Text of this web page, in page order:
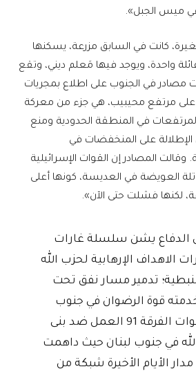
ميس الجبل».
كانت في السابق مزرعة، يسكنها
عائلة واحدة، ويوجد فيها مَعلم ديني، وتقع
مصادر في الجنوب على اطلاع بمجريات
على مرتفع محيبيب، هي جزء من معركة
في المنطقة الحدودية ومنع
على المنخفضات في
المصادر إن القوات الإسرائيلية
العويضة في العديسة، كونها أعلى
لكنها فشلت حتى الآن».
يشن سلسلة غارات
الإرهابية لحزب الله
تدمير مسار نفق تحت
قوة الرضوان في جنوب
لبنانتواصل قوات الفرقة 91 العمل ضد بنى
في جنوب لبنان حيث داهمت
الأيام الأخيرة شبكة من